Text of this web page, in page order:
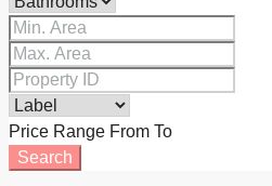
Price Range From To
Search